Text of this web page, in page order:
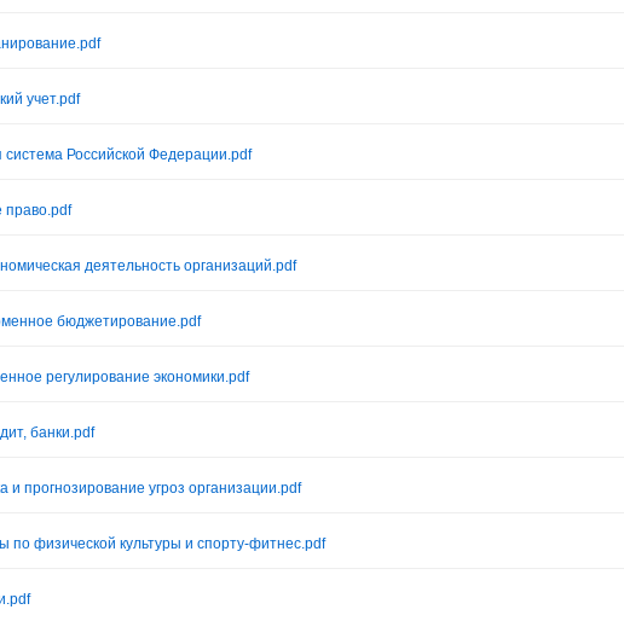
учет.pdf
Российской Федерации.pdf
право.pdf
деятельность организаций.pdf
бюджетирование.pdf
регулирование экономики.pdf
банки.pdf
и прогнозирование угроз организации.pdf
по физической культуры и спорту-фитнес.pdf